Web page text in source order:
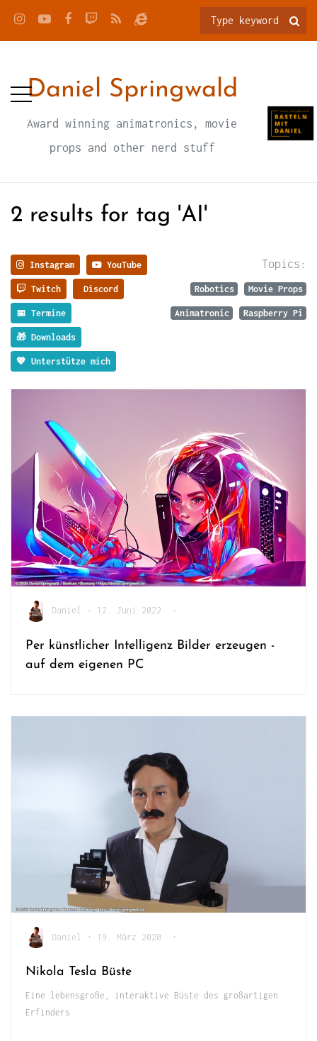
Daniel Springwald
Award winning animatronics, movie
props and other nerd stuff
2 results for tag 'AI'
Instagram YouTube
Twitch Discord
📅 Termine
🎁 Downloads
💖 Unterstütze mich
Topics:
Robotics Movie Props
Animatronic Raspberry Pi
Daniel • 12. Juni 2022 •
Per künstlicher Intelligenz Bilder erzeugen -
auf dem eigenen PC
Daniel • 19. März 2020 •
Nikola Tesla Büste
Eine lebensgroße, interaktive Büste des großartigen
Erfinders